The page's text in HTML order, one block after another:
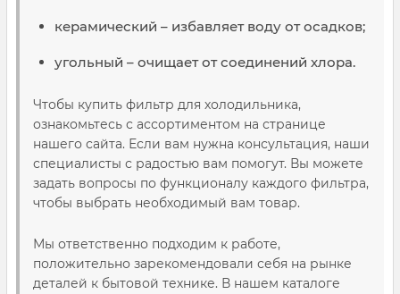
керамический – избавляет воду от осадков;
угольный – очищает от соединений хлора.
Чтобы купить фильтр для холодильника,
ознакомьтесь с ассортиментом на странице
нашего сайта. Если вам нужна консультация, наши
специалисты с радостью вам помогут. Вы можете
задать вопросы по функционалу каждого фильтра,
чтобы выбрать необходимый вам товар.
Мы ответственно подходим к работе,
положительно зарекомендовали себя на рынке
деталей к бытовой технике. В нашем каталоге